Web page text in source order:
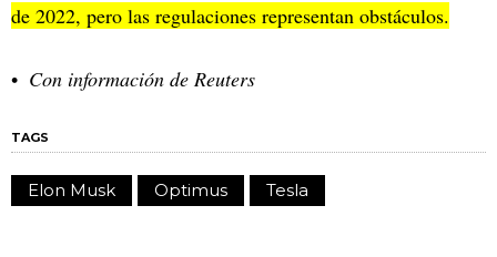
de 2022, pero las regulaciones representan obstáculos.
Con información de Reuters
TAGS
Elon Musk Optimus Tesla